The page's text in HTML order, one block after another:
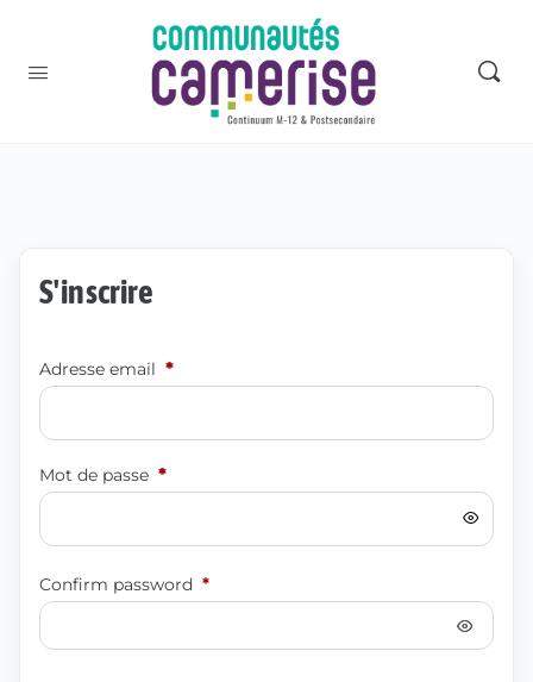
S'inscrire
Adresse email *
Mot de passe *
Confirm password